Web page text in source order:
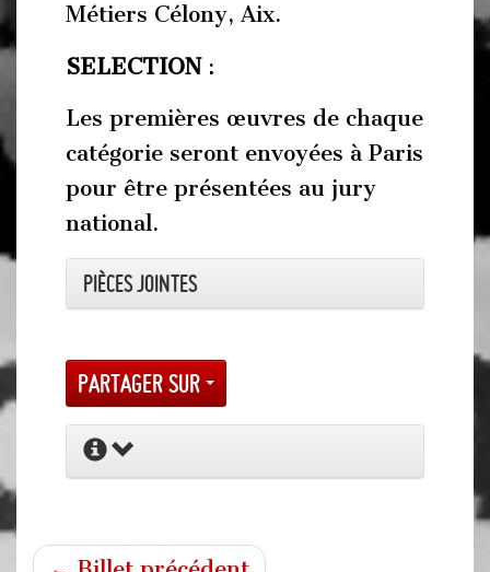
Métiers Célony, Aix.
SELECTION :
Les premières œuvres de chaque
catégorie seront envoyées à Paris
pour être présentées au jury
national.
Pièces jointes
Partager sur